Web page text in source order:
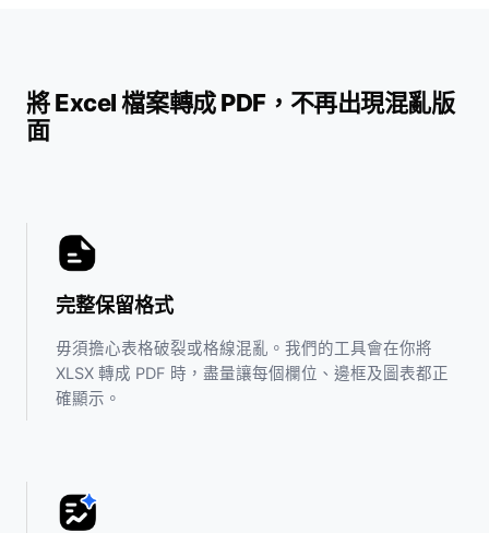
將 Excel 檔案轉成 PDF，不再出現混亂版
面
完整保留格式
毋須擔心表格破裂或格線混亂。我們的工具會在你將
XLSX 轉成 PDF 時，盡量讓每個欄位、邊框及圖表都正
確顯示。